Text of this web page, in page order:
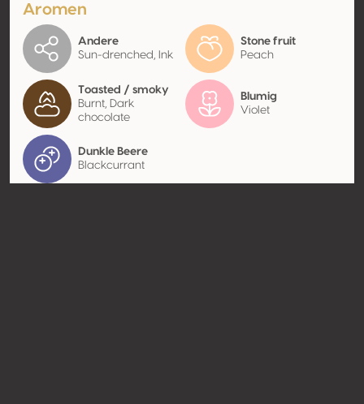
Aromen
Andere
Sun-drenched, Ink
Stone fruit
Peach
Toasted / smoky
Burnt, Dark
chocolate
Blumig
Violet
Dunkle Beere
Blackcurrant